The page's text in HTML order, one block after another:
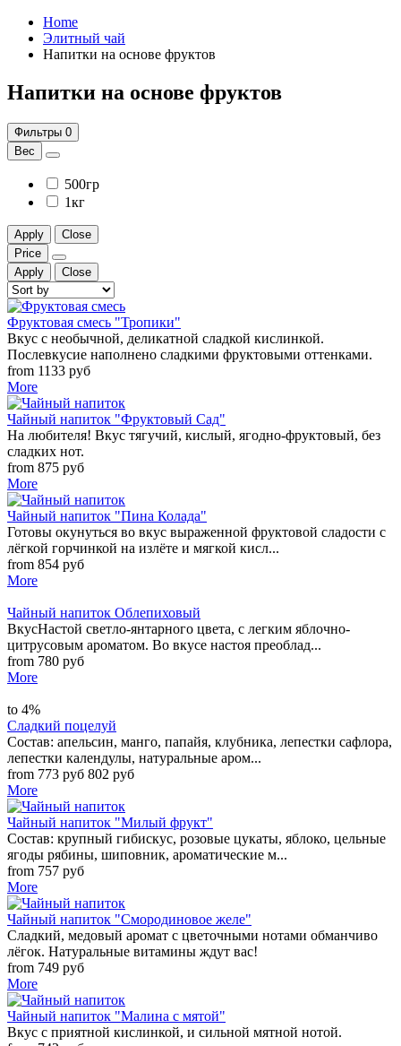
Home
Элитный чай
Напитки на основе фруктов
Напитки на основе фруктов
Фильтры 0
Вес
500гр
1кг
Apply
Close
Price
Apply
Close
Фруктовая смесь "Тропики"
Вкус с необычной, деликатной сладкой кислинкой.
Послевкусие наполнено сладкими фруктовыми оттенками.
from 1133 руб
More
Чайный напиток "Фруктовый Сад"
На любителя! Вкус тягучий, кислый, ягодно-фруктовый, без
сладких нот.
from 875 руб
More
Чайный напиток "Пина Колада"
Готовы окунуться во вкус выраженной фруктовой сладости с
лёгкой горчинкой на излёте и мягкой кисл...
from 854 руб
More
Чайный напиток Облепиховый
ВкусНастой светло-янтарного цвета, с легким яблочно-
цитрусовым ароматом. Во вкусе настоя преоблад...
from 780 руб
More
to 4%
Сладкий поцелуй
Состав: апельсин, манго, папайя, клубника, лепестки сафлора,
лепестки календулы, натуральные аром...
from 773 руб 802 руб
More
Чайный напиток "Милый фрукт"
Состав: крупный гибискус, розовые цукаты, яблоко, цельные
ягоды рябины, шиповник, ароматические м...
from 757 руб
More
Чайный напиток "Смородиновое желе"
Сладкий, медовый аромат с цветочными нотами обманчиво
лёгок. Натуральные витамины ждут вас!
from 749 руб
More
Чайный напиток "Малина с мятой"
Вкус с приятной кислинкой, и сильной мятной нотой.